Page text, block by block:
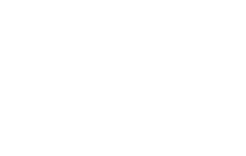
gerilim seviyesi, enerji